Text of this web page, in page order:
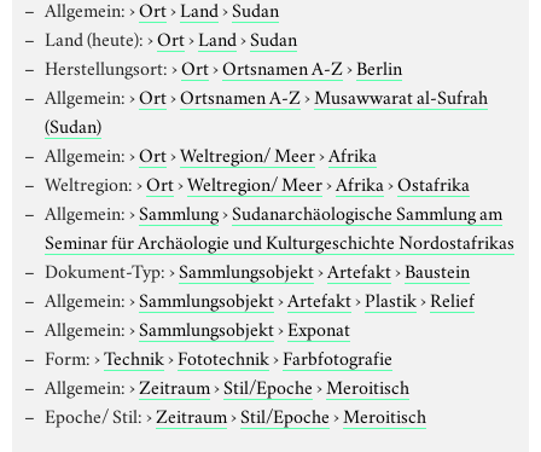
Allgemein:›Ort›Land›Sudan
Land (heute):›Ort›Land›Sudan
Herstellungsort:›Ort›Ortsnamen A-Z›Berlin
Allgemein:›Ort›Ortsnamen A-Z›Musawwarat al-Sufrah
(Sudan)
Allgemein:›Ort›Weltregion/ Meer›Afrika
Weltregion:›Ort›Weltregion/ Meer›Afrika›Ostafrika
Allgemein:›Sammlung›Sudanarchäologische Sammlung am
Seminar für Archäologie und Kulturgeschichte Nordostafrikas
Dokument-Typ:›Sammlungsobjekt›Artefakt›Baustein
Allgemein:›Sammlungsobjekt›Artefakt›Plastik›Relief
Allgemein:›Sammlungsobjekt›Exponat
Form:›Technik›Fototechnik›Farbfotografie
Allgemein:›Zeitraum›Stil/Epoche›Meroitisch
Epoche/ Stil:›Zeitraum›Stil/Epoche›Meroitisch